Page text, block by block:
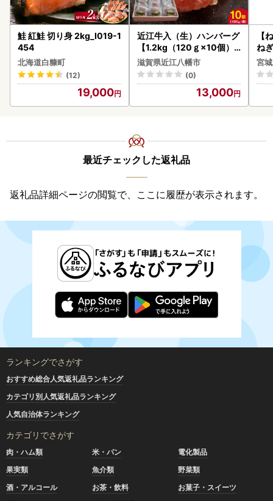
鮭 紅鮭 切り身 2kg_I019-1
454
北海道白糠町
(12)
19,000
近江牛入（生）ハンバーグ
【1.2kg（120ｇ×10個）
】【AG09W】
滋賀県近江八幡市
(0)
13,000
【
ね
宮
最近チェックした返礼品
返礼品詳細ページの閲覧で、ここに履歴が表示されます。
ランキングでさがす
おすすめ総合人気返礼品ランキング
カテゴリ別人気返礼品ランキング
人気自治体ランキング
カテゴリでさがす
肉・ハム類 米・パン
電化製品
果実類
魚介類
野菜類
酒・アルコール
お茶・飲料
お菓子・スイーツ